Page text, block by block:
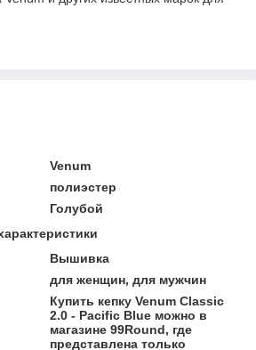
Venum
полиэстер
Голубой
Вышивка
для женщин, для мужчин
Купить кепку Venum Classic
2.0 - Pacific Blue можно в
магазине 99Round, где
представлена только